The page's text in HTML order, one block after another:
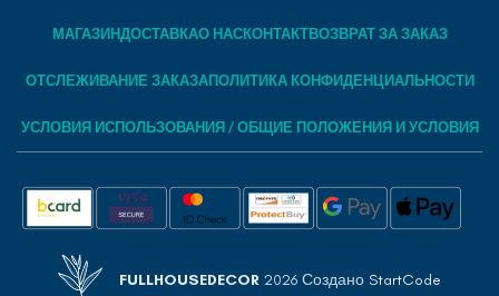
МАГАЗИНДОСТАВКАО НАСКОНТАКТВОЗВРАТ ЗА ЗАКАЗ
ОТСЛЕЖИВАНИЕ ЗАКАЗАПОЛИТИКА КОНФИДЕНЦИАЛЬНОСТИ
УСЛОВИЯ ИСПОЛЬЗОВАНИЯ / ОБЩИЕ ПОЛОЖЕНИЯ И УСЛОВИЯ
FULLHOUSEDECOR 2026 Создано StartCode